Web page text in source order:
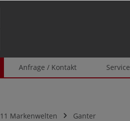
springen
Anfrage / Kontakt
11 Markenwelten Ganter